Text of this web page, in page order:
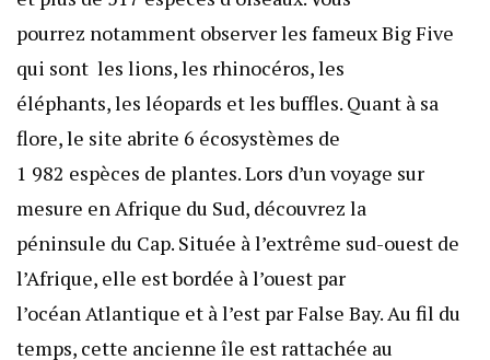
pourrez notamment observer les fameux Big Five
qui sont les lions, les rhinocéros, les
éléphants, les léopards et les buffles. Quant à sa
flore, le site abrite 6 écosystèmes de
1 982 espèces de plantes. Lors d’un voyage sur
mesure en Afrique du Sud, découvrez la
péninsule du Cap. Située à l’extrême sud-ouest de
l’Afrique, elle est bordée à l’ouest par
l’océan Atlantique et à l’est parFalse Bay. Au fil du
temps, cette ancienne île est rattachée au